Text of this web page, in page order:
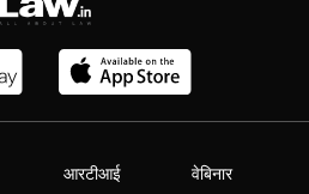
आरटीआई वेबिनार